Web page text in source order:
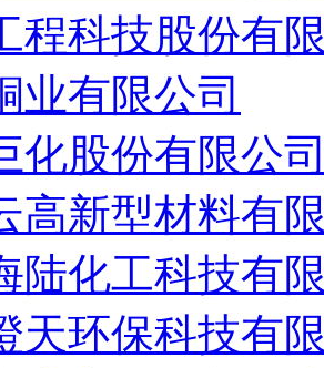
程科技股份有
业有限公司
化股份有限公
高新型材料有
陆化工科技有
天环保科技有